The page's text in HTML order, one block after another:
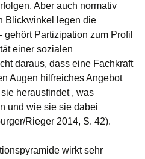
Aber auch normativ
Blickwinkel legen die
Partizipation zum Profil
einer sozialen
daraus, dass eine Fachkraft
Augen hilfreiches Angebot
herausfindet , was
und wie sie sie dabei
Rieger 2014, S. 42).
wirkt sehr